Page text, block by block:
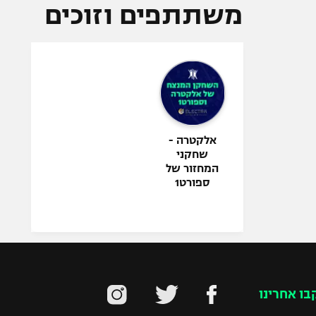
משתתפים וזוכים
אלקטרה -
שחקני
המחזור של
ספורט1
אחרינו